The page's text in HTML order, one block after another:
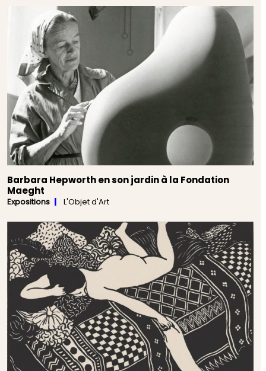
Barbara Hepworth en son jardin à la Fondation
Maeght
Expositions L'Objet d'Art